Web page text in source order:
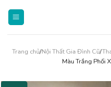
Trang chủ/Nội Thất Gia Đình Cũ/
Màu Trắng Phối